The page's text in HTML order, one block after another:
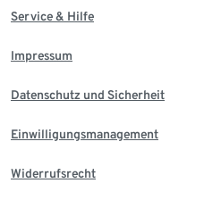
Service & Hilfe
Impressum
Datenschutz und Sicherheit
Einwilligungsmanagement
Widerrufsrecht